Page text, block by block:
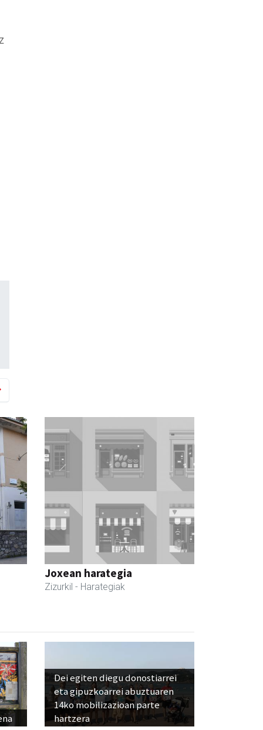
Joxean harategia
Zizurkil - Harategiak
Dei egiten diegu donostiarrei
eta gipuzkoarrei abuztuaren
14ko mobilizazioan parte
hartzera